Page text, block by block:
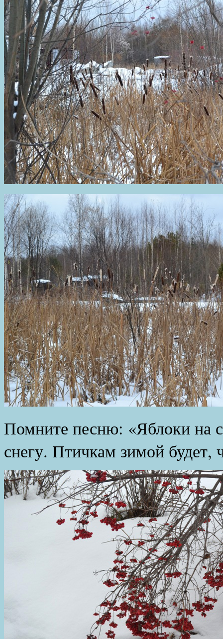
Помните песню: «Яблоки на
снегу. Птичкам зимой будет,